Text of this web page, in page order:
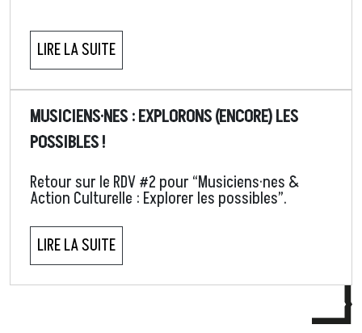
LIRE LA SUITE
MUSICIENS·NES : EXPLORONS (ENCORE) LES
POSSIBLES !
Retour sur le RDV #2 pour “Musiciens·nes &
Action Culturelle : Explorer les possibles”.
LIRE LA SUITE